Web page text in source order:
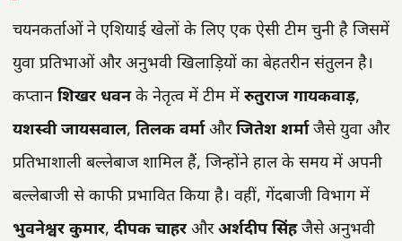
चयनकर्ताओं ने एशियाई खेलों के लिए एक ऐसी टीम चुनी है जिसमें
युवा प्रतिभाओं और अनुभवी खिलाड़ियों का बेहतरीन संतुलन है।
कप्तानशिखर धवनके नेतृत्व में टीम में रुतुराज गायकवाड़,
यशस्वी जायसवाल, तिलक वर्माऔरजितेश शर्माजैसे युवा और
प्रतिभाशाली बल्लेबाज शामिल हैं, जिन्होंने हाल के समय में अपनी
बल्लेबाजी से काफी प्रभावित किया है। वहीं, गेंदबाजी विभाग में
भुवनेश्वर कुमार, दीपक चाहरऔरअर्शदीप सिंहजैसे अनुभवी